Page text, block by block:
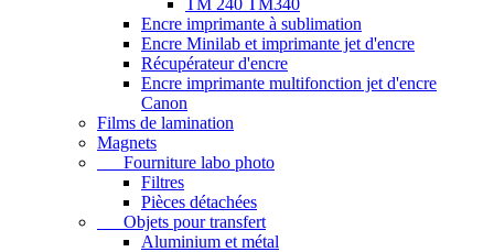
TM 240 TM340
Encre imprimante à sublimation
Encre Minilab et imprimante jet d'encre
Récupérateur d'encre
Encre imprimante multifonction jet d'encre
Canon
Films de lamination
Magnets
Fourniture labo photo
Filtres
Pièces détachées
Objets pour transfert
Aluminium et métal